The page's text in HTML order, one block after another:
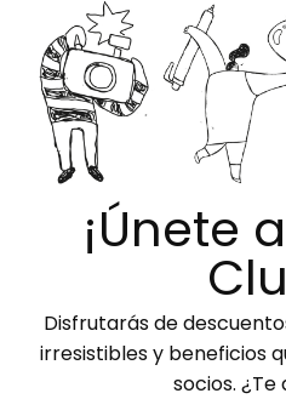
¡Únete
Disfrutarás de
irresistibles y beneficios
socios. ¿Te